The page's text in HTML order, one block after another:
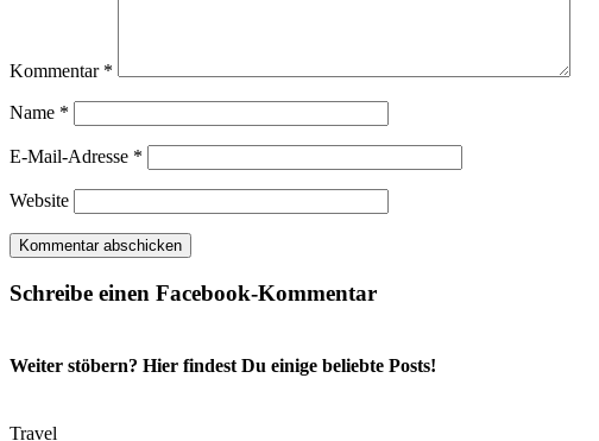
Kommentar *
Name *
E-Mail-Adresse *
Website
Schreibe einen Facebook-Kommentar
Weiter stöbern? Hier findest Du einige beliebte Posts!
Travel